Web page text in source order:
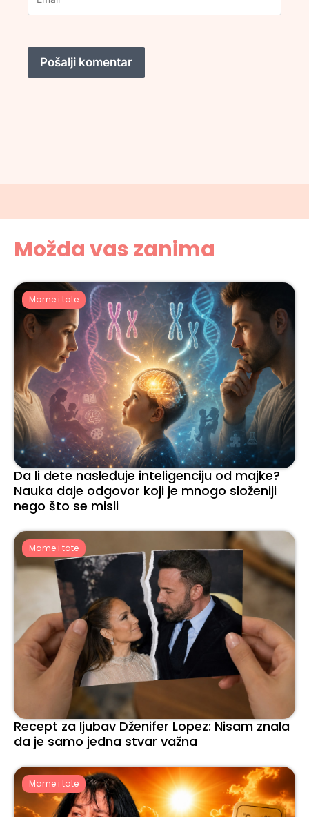
Možda vas zanima
Mame i tate
Da li dete nasleđuje inteligenciju od majke?
Nauka daje odgovor koji je mnogo složeniji
nego što se misli
Mame i tate
Recept za ljubav Dženifer Lopez: Nisam znala
da je samo jedna stvar važna
Mame i tate